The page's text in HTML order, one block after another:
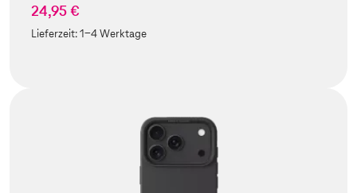
24,95 €
Lieferzeit:1-4 Werktage